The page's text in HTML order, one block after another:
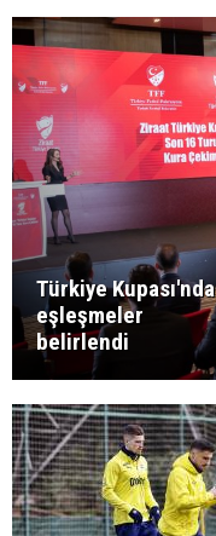
Türkiye Kupası'nda
eşleşmeler
belirlendi